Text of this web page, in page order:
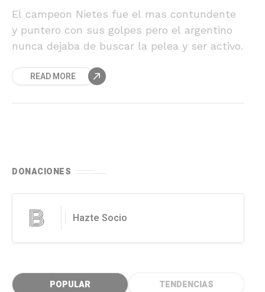
El campeon Nietes fue el mas contundente
y puntero con sus golpes pero el argentino
nunca dejaba de buscar la pelea y ser activo.
READ MORE
DONACIONES
Hazte Socio
POPULAR TENDENCIAS